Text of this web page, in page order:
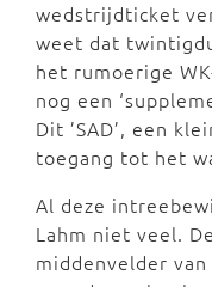
wedstrijdticket
weet dat
het rumoerige
nog een
Dit ’SAD’, een
toegang tot het
Al deze
Lahm niet veel.
middenvelder